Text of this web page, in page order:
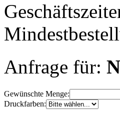
Anfrage für:
Gewünschte Menge:
Druckfarben: